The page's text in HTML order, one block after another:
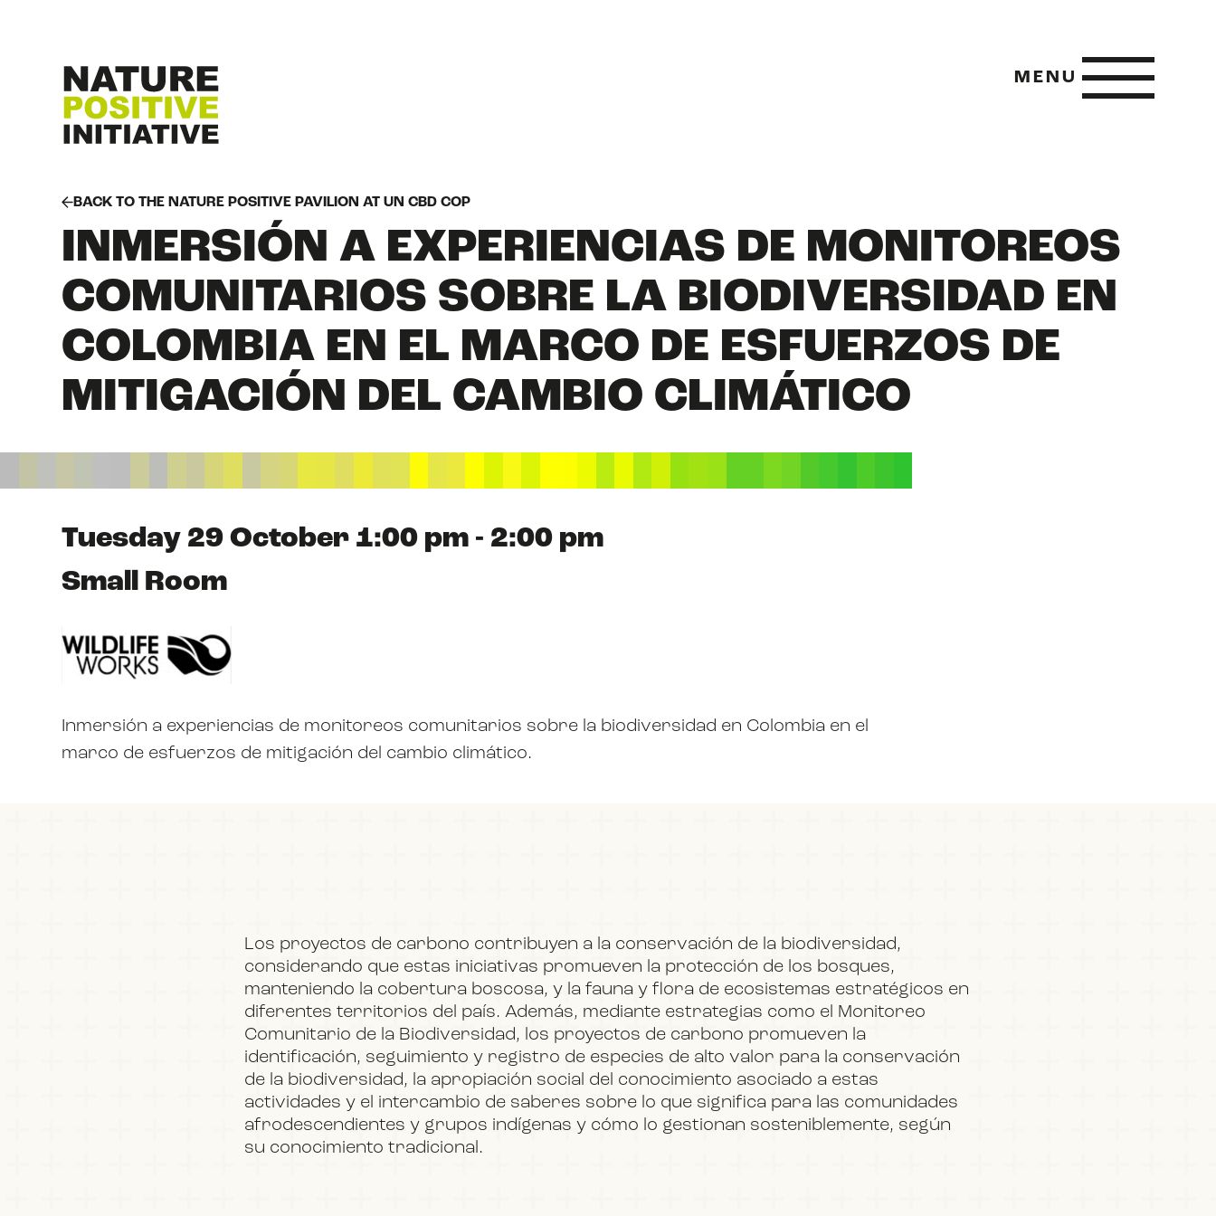
MENU
WHAT IS NATURE POSITIVE
STATE OF NATURE METRICS
ABOUT US
FILM
JOIN US
BACK TO THE NATURE POSITIVE PAVILION AT UN CBD COP
INMERSIÓN A EXPERIENCIAS DE MONITOREOS
COMUNITARIOS SOBRE LA BIODIVERSIDAD EN
COLOMBIA EN EL MARCO DE ESFUERZOS DE
MITIGACIÓN DEL CAMBIO CLIMÁTICO
Tuesday 29 October 1:00 pm - 2:00 pm
Small Room
Inmersión a experiencias de monitoreos comunitarios sobre la biodiversidad en Colombia en el
marco de esfuerzos de mitigación del cambio climático.
Los proyectos de carbono contribuyen a la conservación de la biodiversidad,
considerando que estas iniciativas promueven la protección de los bosques,
manteniendo la cobertura boscosa, y la fauna y flora de ecosistemas estratégicos en
diferentes territorios del país. Además, mediante estrategias como el Monitoreo
Comunitario de la Biodiversidad, los proyectos de carbono promueven la
identificación, seguimiento y registro de especies de alto valor para la conservación
de la biodiversidad, la apropiación social del conocimiento asociado a estas
actividades y el intercambio de saberes sobre lo que significa para las comunidades
afrodescendientes y grupos indígenas y cómo lo gestionan sosteniblemente, según
su conocimiento tradicional.